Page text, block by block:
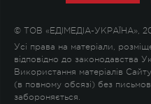
© ТОВ «ЕДІМЕДІА-УКРАЇНА»,
Усі права на матеріали,
відповідно до законодавства
Використання матеріалів
(в повному обсязі) без
забороняється.